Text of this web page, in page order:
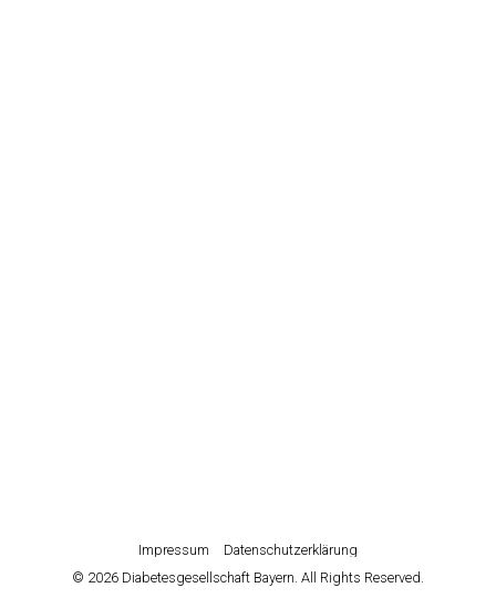
Impressum
Datenschutzerklärung
© 2026 Diabetesgesellschaft Bayern. All Rights Reserved.